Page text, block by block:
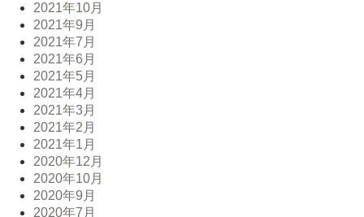
2021年10月
2021年9月
2021年7月
2021年6月
2021年5月
2021年4月
2021年3月
2021年2月
2021年1月
2020年12月
2020年10月
2020年9月
2020年7月